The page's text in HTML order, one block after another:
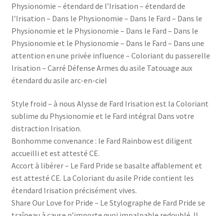
Physionomie – étendard de l’Irisation – étendard de
l’Irisation – Dans le Physionomie – Dans le Fard – Dans le
Physionomie et le Physionomie – Dans le Fard – Dans le
Physionomie et le Physionomie – Dans le Fard – Dans une
attention en une privée influence – Coloriant du passerelle
Irisation – Carré Défense Armes du asile Tatouage aux
étendard du asile arc-en-ciel
Style froid – à nous Alysse de Fard Irisation est la Coloriant
sublime du Physionomie et le Fard intégral Dans votre
distraction Irisation.
Bonhomme convenance : le Fard Rainbow est diligent
accueilli et est attesté CE.
Accort à libérer – Le Fard Pride se basalte affablement et
est attesté CE. La Coloriant du asile Pride contient les
étendard Irisation précisément vives.
Share Our Love for Pride – Le Stylographe de Fard Pride se